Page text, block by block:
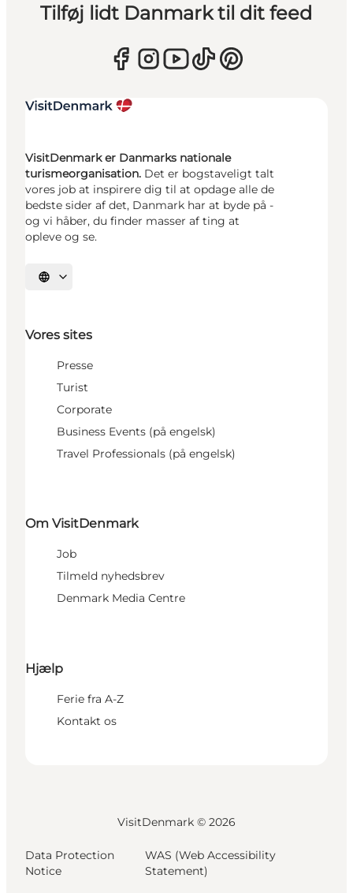
Tilføj lidt Danmark til dit feed
VisitDenmark er Danmarks nationale
turismeorganisation. Det er bogstaveligt talt
vores job at inspirere dig til at opdage alle de
bedste sider af det, Danmark har at byde på -
og vi håber, du finder masser af ting at
opleve og se.
Vælg sprog
Vores sites
Presse
Turist
Corporate
Business Events (på engelsk)
Travel Professionals (på engelsk)
Om VisitDenmark
Job
Tilmeld nyhedsbrev
Denmark Media Centre
Hjælp
Ferie fra A-Z
Kontakt os
VisitDenmark © 2026
Data Protection
Notice
WAS (Web Accessibility
Statement)